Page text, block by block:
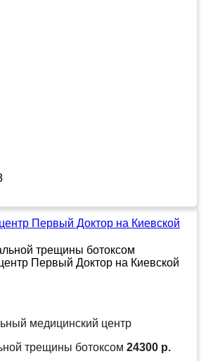
Первый Доктор на Киевской
медицинский центр
трещины ботоксом 24300 р.